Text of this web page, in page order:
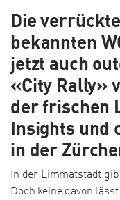
Die
bekannten
jetzt auch
«City Rally»
der frischen
Insights und
in der
In der Limmatstadt
Doch keine davon